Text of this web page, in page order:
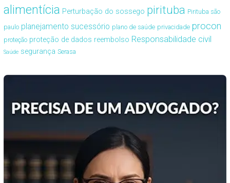
alimentícia Perturbação do sossego pirituba Pirituba são
paulo planejamento sucessório plano de saúde privacidade procon
proteção proteção de dados reembolso Responsabilidade civil
Saúde segurança Serasa